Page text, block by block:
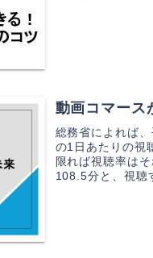
動画コマース
総務省によれば
の1日あたりの視
限れば視聴率は
108.5分と、視聴